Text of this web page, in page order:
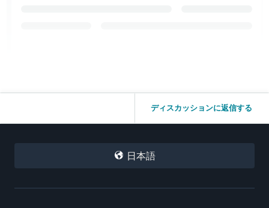
ディスカッションに返信する
日本語